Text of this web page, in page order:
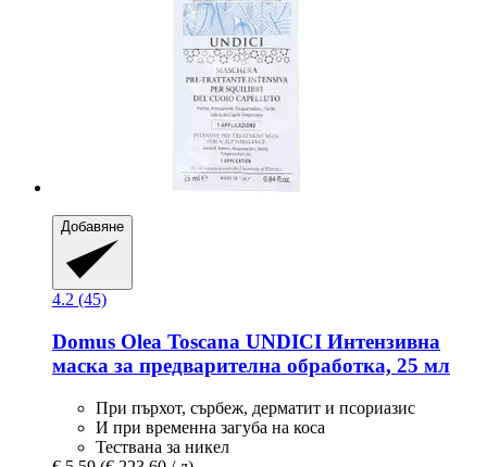
Добавяне
4.2 (45)
Domus Olea Toscana UNDICI Интензивна
маска за предварителна обработка, 25 мл
При пърхот, сърбеж, дерматит и псориазис
И при временна загуба на коса
Тествана за никел